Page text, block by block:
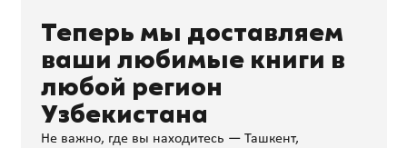
Теперь мы доставляем
ваши любимые книги в
любой регион
Узбекистана
Не важно, где вы находитесь — Ташкент,